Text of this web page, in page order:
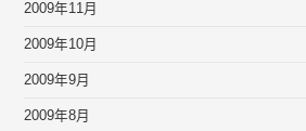
2009年11月
2009年10月
2009年9月
2009年8月